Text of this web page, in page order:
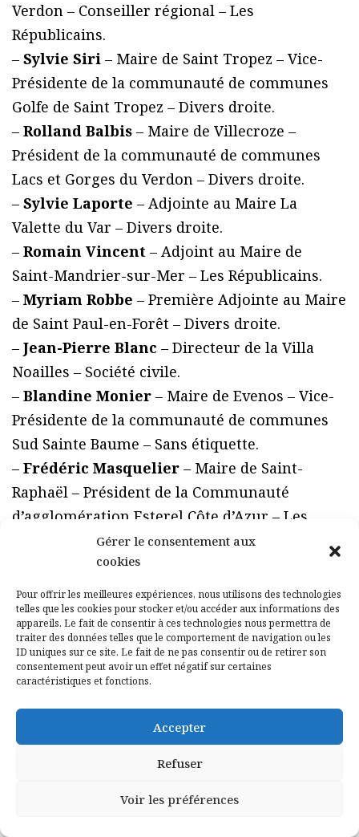
Gérer le consentement aux
cookies
Pour offrir les meilleures expériences, nous utilisons des technologies
telles que les cookies pour stocker et/ou accéder aux informations des
appareils. Le fait de consentir à ces technologies nous permettra de
traiter des données telles que le comportement de navigation ou les
ID uniques sur ce site. Le fait de ne pas consentir ou de retirer son
consentement peut avoir un effet négatif sur certaines
caractéristiques et fonctions.
Accepter
Refuser
Voir les préférences
Verdon – Conseiller régional – Les
Républicains.
– Sylvie Siri – Maire de Saint Tropez – Vice-
Présidente de la communauté de communes
Golfe de Saint Tropez – Divers droite.
– Rolland Balbis – Maire de Villecroze –
Président de la communauté de communes
Lacs et Gorges du Verdon – Divers droite.
– Sylvie Laporte – Adjointe au Maire La
Valette du Var – Divers droite.
– Romain Vincent – Adjoint au Maire de
Saint-Mandrier-sur-Mer – Les Républicains.
– Myriam Robbe – Première Adjointe au Maire
de Saint Paul-en-Forêt – Divers droite.
– Jean-Pierre Blanc – Directeur de la Villa
Noailles – Société civile.
– Blandine Monier – Maire de Evenos – Vice-
Présidente de la communauté de communes
Sud Sainte Baume – Sans étiquette.
– Frédéric Masquelier – Maire de Saint-
Raphaël – Président de la Communauté
d’agglomération Esterel Côte d’Azur – Les
Républicains.
Nathalie Bicais– Maire de La Seyne-sur-Mer
– conseillère départementale du Var – Vice-
Présidente de Toulon Provence Méditerranée -
Les Républicains.
–Hubert Falco– Maire de Toulon – Président
de Toulon Provence Méditerranée -Sans
étiquette.
84 – Vaucluse
Bénédicte Martin– Conseillère Régionale –